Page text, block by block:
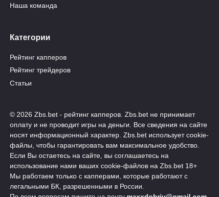
Наша команда
Категории
Рейтинг капперов
Рейтинг трейдеров
Статьи
© 2026 Zbs.bet - рейтинг капперов. Zbs.bet не принимает
оплату и не проводит игры на деньги. Все сведения на сайте
носят информационный характер. Zbs.bet использует cookie-
файлы, чтобы гарантировать вам максимальное удобство.
Если Вы остаетесь на сайте, вы соглашаетесь на
использование нами ваших cookie-файлов на Zbs.bet 18+
Мы работаем только с капперами, которые работают с
легальными БК, разрешенными в России.